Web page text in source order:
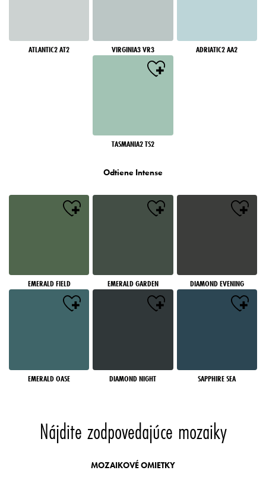
ATLANTIC2 AT2 VIRGINIA3 VR3 ADRIATIC2 AA2
TASMANIA2 TS2
Odtiene Intense
EMERALD FIELD EMERALD GARDEN DIAMOND EVENING
EMERALD OASE DIAMOND NIGHT SAPPHIRE SEA
Nájdite zodpovedajúce mozaiky
MOZAIKOVÉ OMIETKY